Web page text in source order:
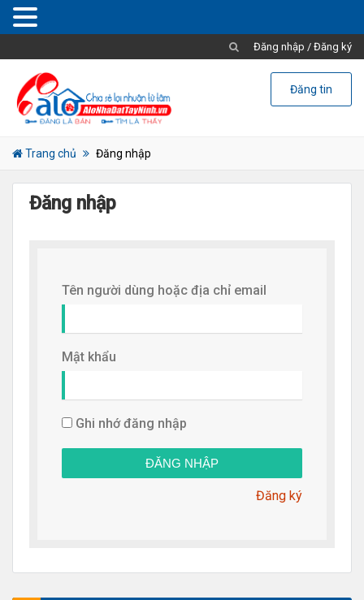
Đăng nhập / Đăng ký
Đăng tin
Trang chủ Đăng nhập
Đăng nhập
Tên người dùng hoặc địa chỉ email
Mật khẩu
Ghi nhớ đăng nhập
Đăng ký